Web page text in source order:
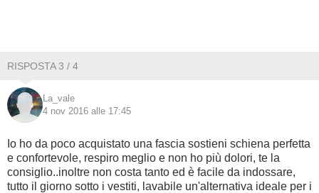
RISPOSTA 3 / 4
La_vale
4 nov 2016 alle 17:45
Io ho da poco acquistato una fascia sostieni schiena perfetta
e confortevole, respiro meglio e non ho più dolori, te la
consiglio..inoltre non costa tanto ed è facile da indossare,
tutto il giorno sotto i vestiti, lavabile un'alternativa ideale per i